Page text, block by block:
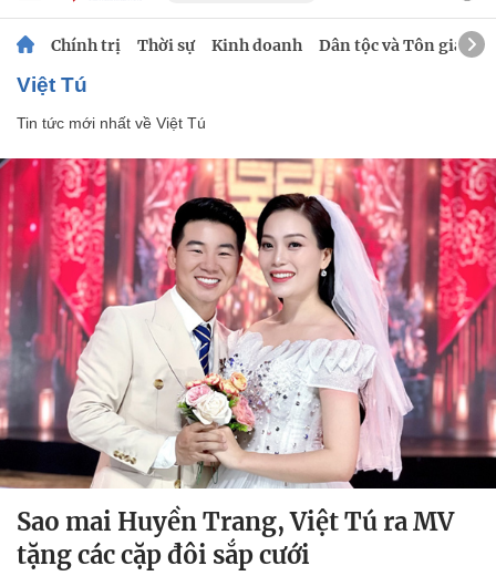
Chính trị Thời sự Kinh doanh Dân tộc và Tôn giáo
Việt Tú
Tin tức mới nhất về Việt Tú
Sao mai Huyền Trang, Việt Tú ra MV
tặng các cặp đôi sắp cưới